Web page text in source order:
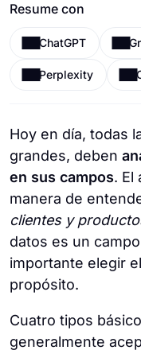
Resume con
ChatGPT
Perplexity
Hoy en día, todas
grandes, deben
en sus campos. El
manera de
clientes y
datos es un
importante elegir
propósito.
Cuatro tipos
generalmente